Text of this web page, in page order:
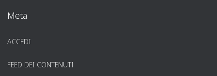
Meta
ACCEDI
FEED DEI CONTENUTI